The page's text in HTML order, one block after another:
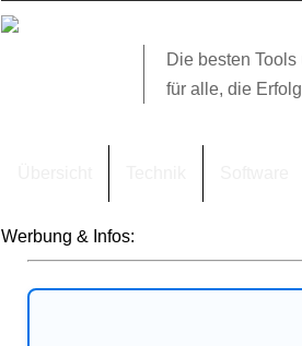
Die besten Tools
für alle, die
Werbung & Infos: